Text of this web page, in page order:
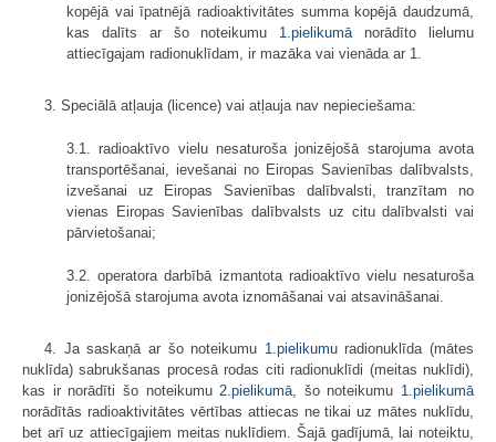
kopējā vai īpatnējā radioaktivitātes summa kopējā daudzumā,
kas dalīts ar šo noteikumu 1.pielikumā norādīto lielumu
attiecīgajam radionuklīdam, ir mazāka vai vienāda ar 1.
3. Speciālā atļauja (licence) vai atļauja nav nepieciešama:
3.1. radioaktīvo vielu nesaturoša jonizējošā starojuma avota
transportēšanai, ievešanai no Eiropas Savienības dalībvalsts,
izvešanai uz Eiropas Savienības dalībvalsti, tranzītam no
vienas Eiropas Savienības dalībvalsts uz citu dalībvalsti vai
pārvietošanai;
3.2. operatora darbībā izmantota radioaktīvo vielu nesaturoša
jonizējošā starojuma avota iznomāšanai vai atsavināšanai.
4. Ja saskaņā ar šo noteikumu 1.pielikumuradionuklīda (mātes
nuklīda) sabrukšanas procesā rodas citi radionuklīdi (meitas nuklīdi),
kas ir norādīti šo noteikumu 2.pielikumā , šo noteikumu 1.pielikumā
norādītās radioaktivitātes vērtības attiecas ne tikai uz mātes nuklīdu,
bet arī uz attiecīgajiem meitas nuklīdiem. Šajā gadījumā, lai noteiktu,